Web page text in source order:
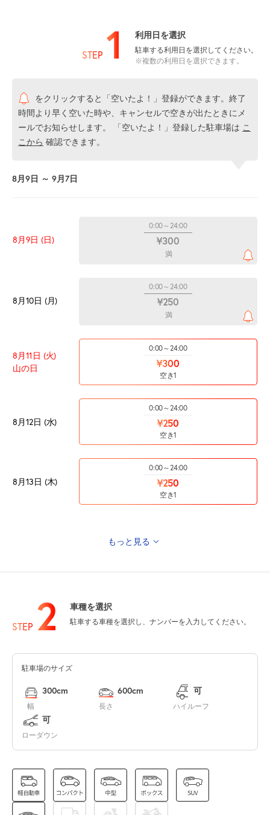
STEP 1 利用日を選択
駐車する利用日を選択してください。
※複数の利用日を選択できます。
をクリックすると「空いたよ！」登録ができます。終了
時間より早く空いた時や、キャンセルで空きが出たときにメ
ールでお知らせします。 「空いたよ！」登録した駐車場は こ
こから 確認できます。
8月9日 ～ 9月7日
8月9日 (日)
0:00～24:00
¥300
満
8月10日 (月)
0:00～24:00
¥250
満
8月11日 (火)
山の日
0:00～24:00
¥300
空き1
8月12日 (水)
0:00～24:00
¥250
空き1
8月13日 (木)
0:00～24:00
¥250
空き1
8月15日 (土) ¥300
8月16日 (日) ¥300
空き1
8月18日 (火)
0:00～24:00
¥250
もっと見る
STEP 2 車種を選択
駐車する車種を選択し、ナンバーを入力してください。
駐車場のサイズ
幅
300cm
長さ
600cm
ハイルーフ
可
ローダウン
可